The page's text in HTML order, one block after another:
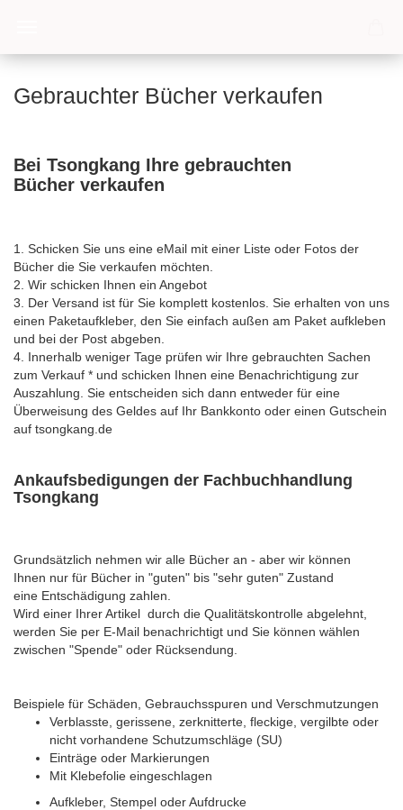
Gebrauchter Bücher verkaufen
Bei Tsongkang Ihre gebrauchten
Bücher verkaufen
1. Schicken Sie uns eine eMail mit einer Liste oder Fotos der
Bücher die Sie verkaufen möchten.
2. Wir schicken Ihnen ein Angebot
3. Der Versand ist für Sie komplett kostenlos. Sie erhalten von uns
einen Paketaufkleber, den Sie einfach außen am Paket aufkleben
und bei der Post abgeben.
4. Innerhalb weniger Tage prüfen wir Ihre gebrauchten Sachen
zum Verkauf * und schicken Ihnen eine Benachrichtigung zur
Auszahlung. Sie entscheiden sich dann entweder für eine
Überweisung des Geldes auf Ihr Bankkonto oder einen Gutschein
auf tsongkang.de
Ankaufsbedigungen der Fachbuchhandlung
Tsongkang
Grundsätzlich nehmen wir alle Bücher an - aber wir können
Ihnen nur für Bücher in "guten" bis "sehr guten" Zustand
eine Entschädigung zahlen.
Wird einer Ihrer Artikel durch die Qualitätskontrolle abgelehnt,
werden Sie per E-Mail benachrichtigt und Sie können wählen
zwischen "Spende" oder Rücksendung.
Beispiele für Schäden, Gebrauchsspuren und Verschmutzungen
Verblasste, gerissene, zerknitterte, fleckige, vergilbte oder
nicht vorhandene Schutzumschläge (SU)
Einträge oder Markierungen
Mit Klebefolie eingeschlagen
Aufkleber, Stempel oder Aufdrucke